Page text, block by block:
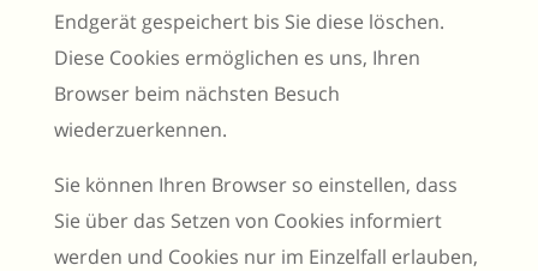
Endgerät gespeichert bis Sie diese löschen.
Diese Cookies ermöglichen es uns, Ihren
Browser beim nächsten Besuch
wiederzuerkennen.
Sie können Ihren Browser so einstellen, dass
Sie über das Setzen von Cookies informiert
werden und Cookies nur im Einzelfall erlauben,